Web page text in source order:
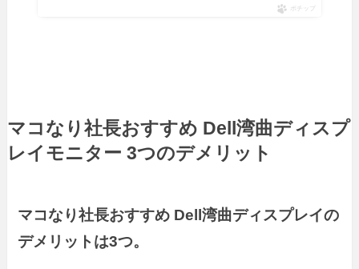
ポチップ
マコなり社長おすすめ Dell湾曲ディスプ
レイモニター 3つのデメリット
マコなり社長おすすめ Dell湾曲ディスプレイの
デメリットは3つ。